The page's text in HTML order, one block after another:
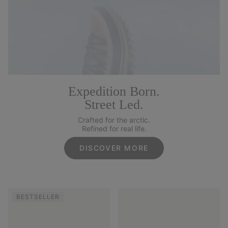
Expedition Born.
Street Led.
Crafted for the arctic.
Refined for real life.
DISCOVER MORE
BESTSELLER